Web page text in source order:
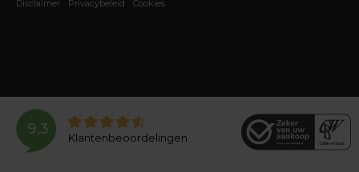
Disclaimer Privacybeleid Cookies
9,3
Klantenbeoordelingen